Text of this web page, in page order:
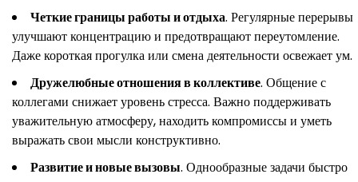
Четкие границы работы и отдыха. Регулярные перерывы
улучшают концентрацию и предотвращают переутомление.
Даже короткая прогулка или смена деятельности освежает ум.
Дружелюбные отношения в коллективе. Общение с
коллегами снижает уровень стресса. Важно поддерживать
уважительную атмосферу, находить компромиссы и уметь
выражать свои мысли конструктивно.
Развитие и новые вызовы. Однообразные задачи быстро